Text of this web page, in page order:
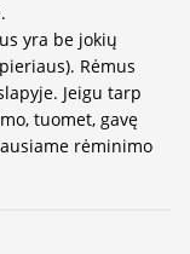
yra be jokių
Rėmus
Jeigu tarp
tuomet, gavę
rėminimo